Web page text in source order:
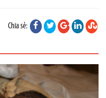
Chia sẻ: